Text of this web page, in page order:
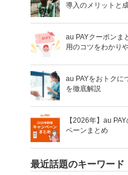
導入のメリットと
au PAYクーポンま
用のコツをわかり
au PAYをおトクに
を徹底解説
【2026年】au
ペーンまとめ
最近話題のキーワード